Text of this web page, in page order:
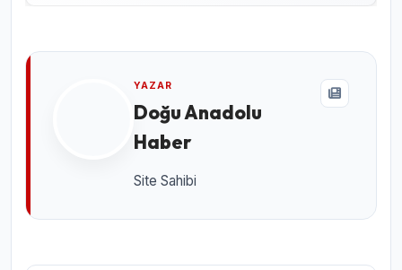
YAZAR
Doğu Anadolu
Haber
Site Sahibi